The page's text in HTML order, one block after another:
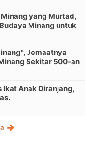
yang Murtad,
Minang untuk
Jemaatnya
Sekitar 500-an
Ikat Anak Diranjang,